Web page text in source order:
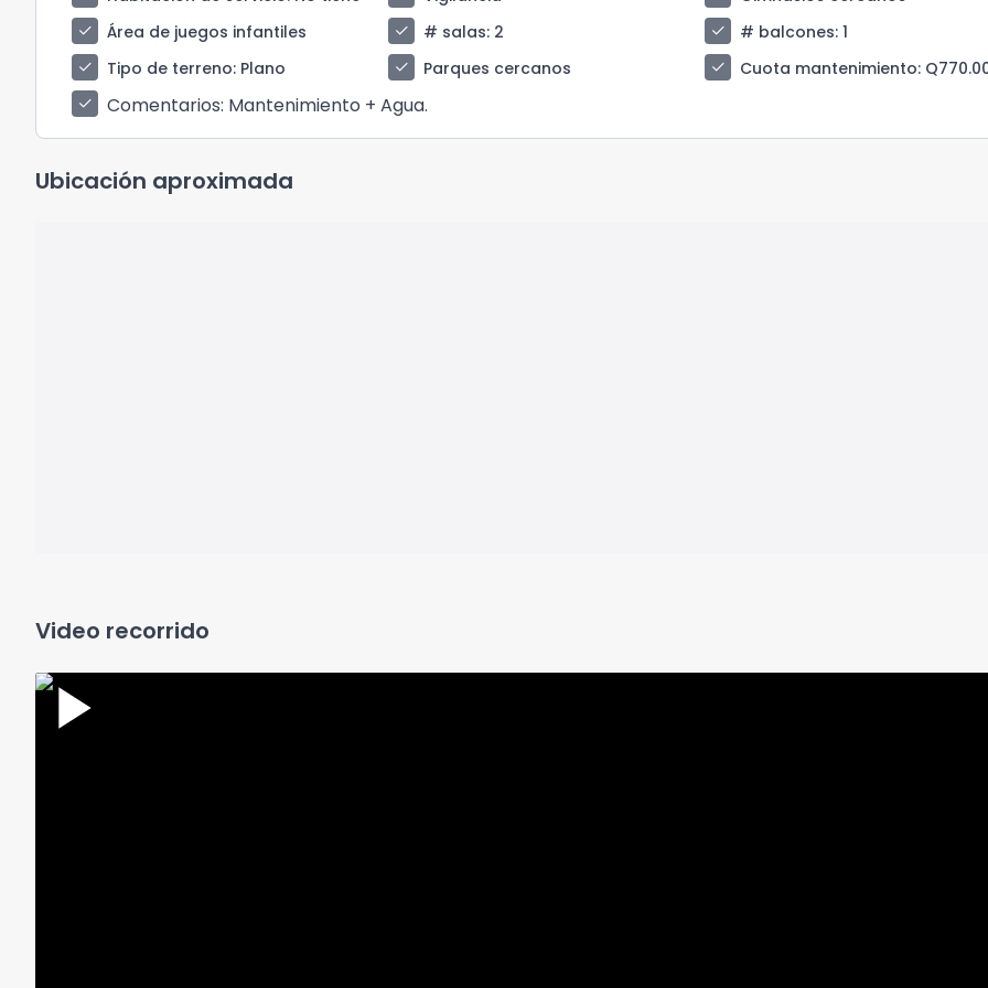
check
Área de juegos infantiles check # salas: 2 check # balcones: 1
check
Tipo de terreno: Plano check Parques cercanos check Cuota mantenimiento:
check
Comentarios: Mantenimiento + Agua.
Ubicación aproximada
Video recorrido